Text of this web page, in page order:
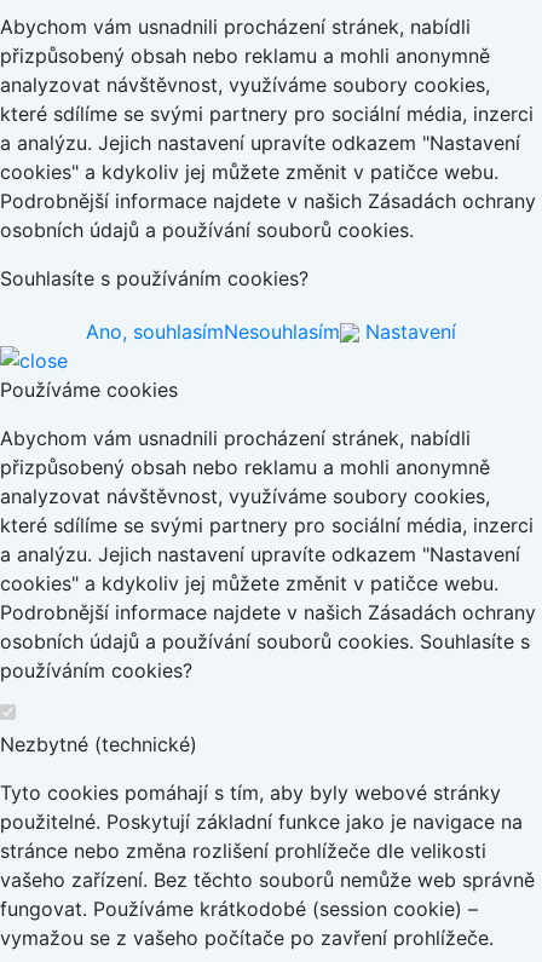
Abychom vám usnadnili procházení stránek, nabídli
přizpůsobený obsah nebo reklamu a mohli anonymně
analyzovat návštěvnost, využíváme soubory cookies,
které sdílíme se svými partnery pro sociální média, inzerci
a analýzu. Jejich nastavení upravíte odkazem "Nastavení
cookies" a kdykoliv jej můžete změnit v patičce webu.
Podrobnější informace najdete v našich Zásadách ochrany
osobních údajů a používání souborů cookies.
Souhlasíte s používáním cookies?
Ano, souhlasímNesouhlasím Nastavení
Používáme cookies
Abychom vám usnadnili procházení stránek, nabídli
přizpůsobený obsah nebo reklamu a mohli anonymně
analyzovat návštěvnost, využíváme soubory cookies,
které sdílíme se svými partnery pro sociální média, inzerci
a analýzu. Jejich nastavení upravíte odkazem "Nastavení
cookies" a kdykoliv jej můžete změnit v patičce webu.
Podrobnější informace najdete v našich Zásadách ochrany
osobních údajů a používání souborů cookies. Souhlasíte s
používáním cookies?
Nezbytné (technické)
Tyto cookies pomáhají s tím, aby byly webové stránky
použitelné. Poskytují základní funkce jako je navigace na
stránce nebo změna rozlišení prohlížeče dle velikosti
vašeho zařízení. Bez těchto souborů nemůže web správně
fungovat. Používáme krátkodobé (session cookie) –
vymažou se z vašeho počítače po zavření prohlížeče.